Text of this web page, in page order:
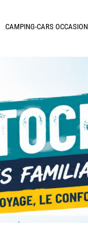
CAMPING-CARS OCCASION